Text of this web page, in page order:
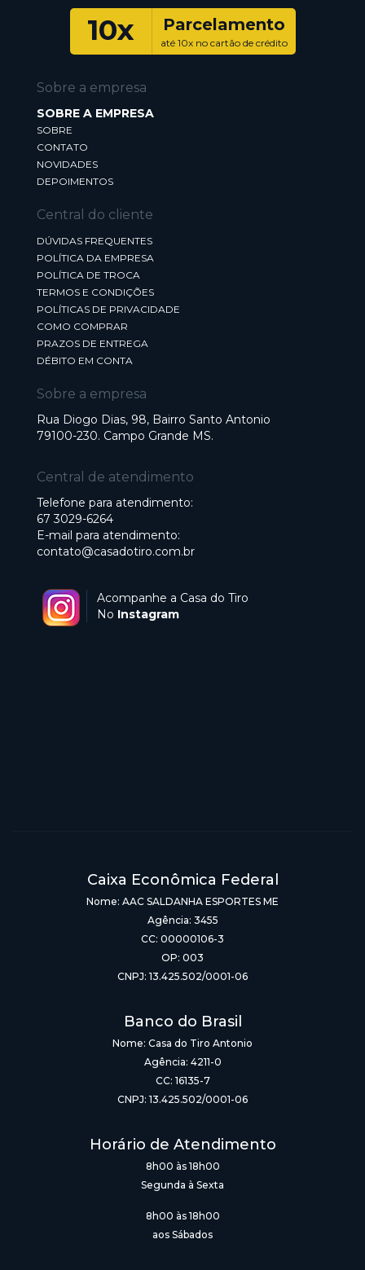
10x Parcelamento
até 10x no cartão de crédito
Sobre a empresa
SOBRE A EMPRESA
SOBRE
CONTATO
NOVIDADES
DEPOIMENTOS
Central do cliente
DÚVIDAS FREQUENTES
POLÍTICA DA EMPRESA
POLÍTICA DE TROCA
TERMOS E CONDIÇÕES
POLÍTICAS DE PRIVACIDADE
COMO COMPRAR
PRAZOS DE ENTREGA
DÉBITO EM CONTA
Sobre a empresa
Rua Diogo Dias, 98, Bairro Santo Antonio
79100-230. Campo Grande MS.
Central de atendimento
Telefone para atendimento:
67 3029-6264
E-mail para atendimento:
contato@casadotiro.com.br
Acompanhe a Casa do Tiro
No Instagram
Caixa Econômica Federal
Nome: AAC SALDANHA ESPORTES ME
Agência: 3455
CC: 00000106-3
OP: 003
CNPJ: 13.425.502/0001-06
Banco do Brasil
Nome: Casa do Tiro Antonio
Agência: 4211-0
CC: 16135-7
CNPJ: 13.425.502/0001-06
Horário de Atendimento
8h00 às 18h00
Segunda à Sexta
8h00 às 18h00
aos Sábados